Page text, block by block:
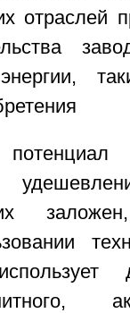
отраслей